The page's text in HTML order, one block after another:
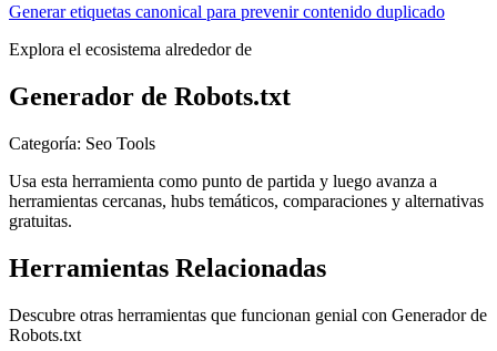
Generar etiquetas canonical para prevenir contenido duplicado
Explora el ecosistema alrededor de
Generador de Robots.txt
Categoría: Seo Tools
Usa esta herramienta como punto de partida y luego avanza a
herramientas cercanas, hubs temáticos, comparaciones y alternativas
gratuitas.
Herramientas Relacionadas
Descubre otras herramientas que funcionan genial con Generador de
Robots.txt